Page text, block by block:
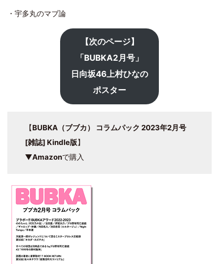
・宇多丸のマブ論
【次のページ】
「BUBKA2月号」
日向坂46上村ひなの
ポスター
【BUBKA（ブブカ） コラムパック 2023年2月号
[雑誌] Kindle版】
▼Amazonで購入